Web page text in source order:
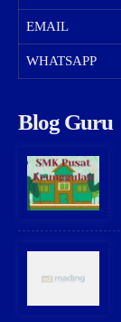
EMAIL
WHATSAPP
Blog Guru